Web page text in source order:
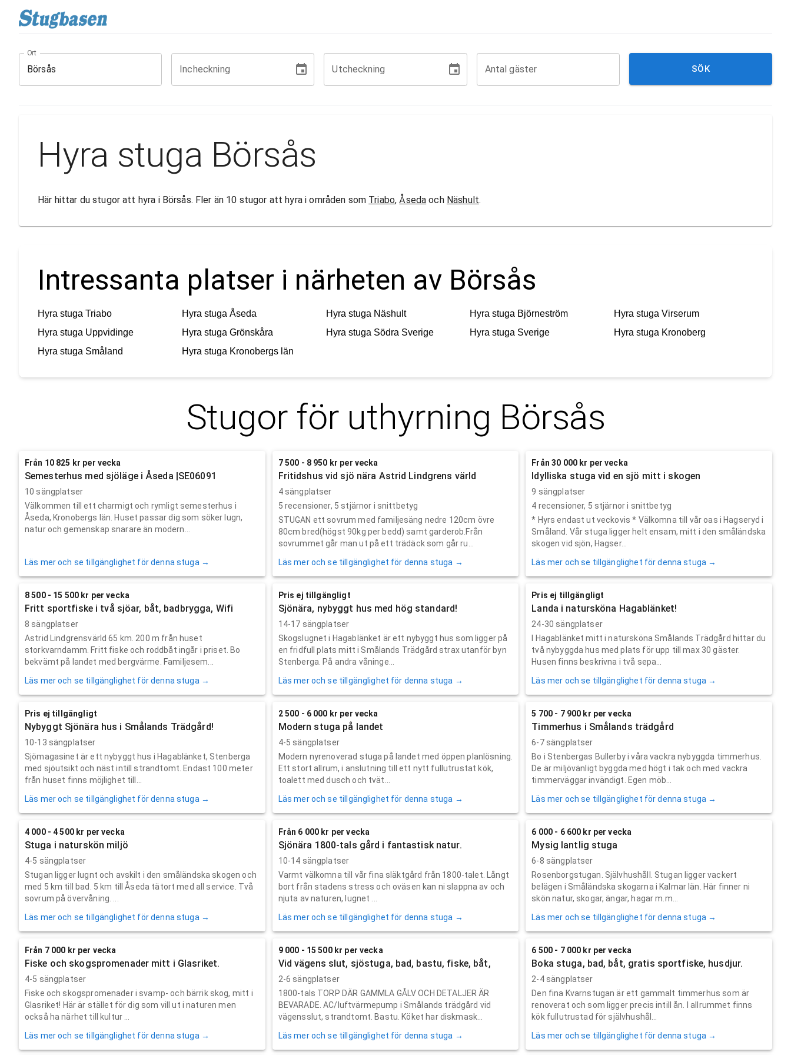
Ort
Incheckning Utcheckning Antal gäster SÖK
Hyra stuga Börsås
Här hittar du stugor att hyra i Börsås. Fler än 10 stugor att hyra i områden som Triabo,Åseda och Näshult.
Intressanta platser i närheten av Börsås
Hyra stuga Triabo Hyra stuga Åseda Hyra stuga Näshult Hyra stuga Björneström Hyra stuga Virserum
Hyra stuga Uppvidinge Hyra stuga Grönskåra Hyra stuga Södra Sverige Hyra stuga Sverige Hyra stuga Kronoberg
Hyra stuga Småland Hyra stuga Kronobergs län
Stugor för uthyrning Börsås
Från 10 825 kr per vecka
Semesterhus med sjöläge i Åseda |SE06091
10 sängplatser
Välkommen till ett charmigt och rymligt semesterhus i
Åseda, Kronobergs län. Huset passar dig som söker lugn,
natur och gemenskap snarare än modern...
Läs mer och se tillgänglighet för denna stuga →
7 500 - 8 950 kr per vecka
Fritidshus vid sjö nära Astrid Lindgrens värld
4 sängplatser
5 recensioner, 5 stjärnor i snittbetyg
STUGAN ett sovrum med familjesäng nedre 120cm övre
80cm bred(högst 90kg per bedd) samt garderob.Från
sovrummet går man ut på ett trädäck som går ru...
Läs mer och se tillgänglighet för denna stuga →
Från 30 000 kr per vecka
Idylliska stuga vid en sjö mitt i skogen
9 sängplatser
4 recensioner, 5 stjärnor i snittbetyg
* Hyrs endast ut veckovis * Välkomna till vår oas i Hagseryd i
Småland. Vår stuga ligger helt ensam, mitt i den småländska
skogen vid sjön, Hagser...
Läs mer och se tillgänglighet för denna stuga →
8 500 - 15 500 kr per vecka
Fritt sportfiske i två sjöar, båt, badbrygga, Wifi
8 sängplatser
Astrid Lindgrensvärld 65 km. 200 m från huset
storkvarndamm. Fritt fiske och roddbåt ingår i priset. Bo
bekvämt på landet med bergvärme. Familjesem...
Läs mer och se tillgänglighet för denna stuga →
Pris ej tillgängligt
Sjönära, nybyggt hus med hög standard!
14-17 sängplatser
Skogslugnet i Hagablänket är ett nybyggt hus som ligger på
en fridfull plats mitt i Smålands Trädgård strax utanför byn
Stenberga. På andra våninge...
Läs mer och se tillgänglighet för denna stuga →
Pris ej tillgängligt
Landa i natursköna Hagablänket!
24-30 sängplatser
I Hagablänket mitt i natursköna Smålands Trädgård hittar du
två nybyggda hus med plats för upp till max 30 gäster.
Husen finns beskrivna i två sepa...
Läs mer och se tillgänglighet för denna stuga →
Pris ej tillgängligt
Nybyggt Sjönära hus i Smålands Trädgård!
10-13 sängplatser
Sjömagasinet är ett nybyggt hus i Hagablänket, Stenberga
med sjöutsikt och näst intill strandtomt. Endast 100 meter
från huset finns möjlighet till...
Läs mer och se tillgänglighet för denna stuga →
2 500 - 6 000 kr per vecka
Modern stuga på landet
4-5 sängplatser
Modern nyrenoverad stuga på landet med öppen planlösning.
Ett stort allrum, i anslutning till ett nytt fullutrustat kök,
toalett med dusch och tvät...
Läs mer och se tillgänglighet för denna stuga →
5 700 - 7 900 kr per vecka
Timmerhus i Smålands trädgård
6-7 sängplatser
Bo i Stenbergas Bullerby i våra vackra nybyggda timmerhus.
De är miljövänligt byggda med högt i tak och med vackra
timmerväggar invändigt. Egen möb...
Läs mer och se tillgänglighet för denna stuga →
4 000 - 4 500 kr per vecka
Stuga i naturskön miljö
4-5 sängplatser
Stugan ligger lugnt och avskilt i den småländska skogen och
med 5 km till bad. 5 km till Åseda tätort med all service. Två
sovrum på övervåning. ...
Läs mer och se tillgänglighet för denna stuga →
Från 6 000 kr per vecka
Sjönära 1800-tals gård i fantastisk natur.
10-14 sängplatser
Varmt välkomna till vår fina släktgård från 1800-talet. Långt
bort från stadens stress och oväsen kan ni slappna av och
njuta av naturen, lugnet ...
Läs mer och se tillgänglighet för denna stuga →
6 000 - 6 600 kr per vecka
Mysig lantlig stuga
6-8 sängplatser
Rosenborgstugan. Självhushåll. Stugan ligger vackert
belägen i Småländska skogarna i Kalmar län. Här finner ni
skön natur, skogar, ängar, hagar m.m...
Läs mer och se tillgänglighet för denna stuga →
Från 7 000 kr per vecka
Fiske och skogspromenader mitt i Glasriket.
4-5 sängplatser
Fiske och skogspromenader i svamp- och bärrik skog, mitt i
Glasriket! Här är stället för dig som vill ut i naturen men
också ha närhet till kultur ...
Läs mer och se tillgänglighet för denna stuga →
9 000 - 15 500 kr per vecka
Vid vägens slut, sjöstuga, bad, bastu, fiske, båt,
2-6 sängplatser
1800-tals TORP DÄR GAMMLA GÅLV OCH DETALJER ÄR
BEVARADE. AC/luftvärmepump i Smålands trädgård vid
vägensslut, strandtomt. Bastu. Köket har diskmask...
Läs mer och se tillgänglighet för denna stuga →
6 500 - 7 000 kr per vecka
Boka stuga, bad, båt, gratis sportfiske, husdjur.
2-4 sängplatser
Den fina Kvarnstugan är ett gammalt timmerhus som är
renoverat och som ligger precis intill ån. I allrummet finns
kök fullutrustad för självhushål...
Läs mer och se tillgänglighet för denna stuga →